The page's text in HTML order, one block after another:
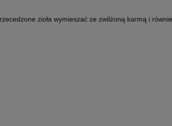
zioła wymieszać ze zwilżoną karmą i